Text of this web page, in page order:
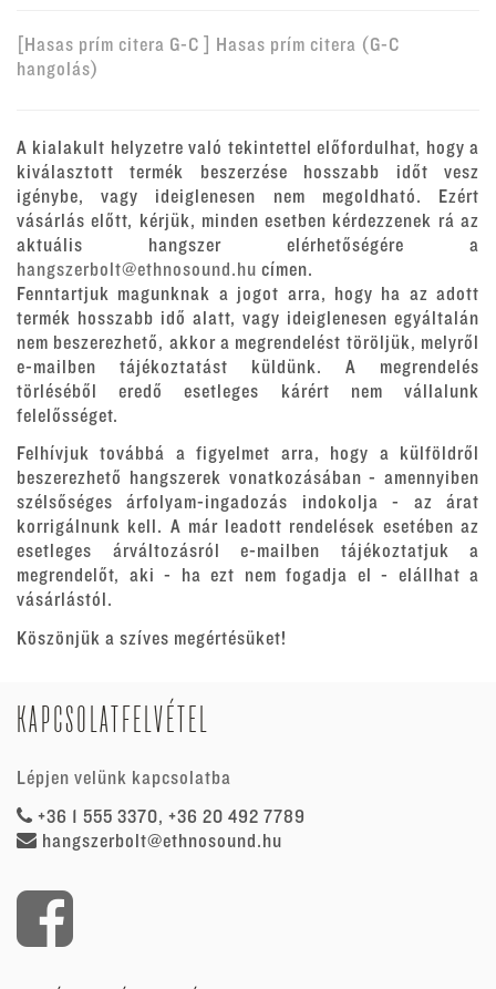
[Hasas prím citera G-C ] Hasas prím citera (G-C
hangolás)
A kialakult helyzetre való tekintettel előfordulhat, hogy a
kiválasztott termék beszerzése hosszabb időt vesz
igénybe, vagy ideiglenesen nem megoldható. Ezért
vásárlás előtt, kérjük, minden esetben kérdezzenek rá az
aktuális hangszer elérhetőségére a
hangszerbolt@ethnosound.hu címen.
Fenntartjuk magunknak a jogot arra, hogy ha az adott
termék hosszabb idő alatt, vagy ideiglenesen egyáltalán
nem beszerezhető, akkor a megrendelést töröljük, melyről
e-mailben tájékoztatást küldünk. A megrendelés
törléséből eredő esetleges kárért nem vállalunk
felelősséget.
Felhívjuk továbbá a figyelmet arra, hogy a külföldről
beszerezhető hangszerek vonatkozásában - amennyiben
szélsőséges árfolyam-ingadozás indokolja - az árat
korrigálnunk kell. A már leadott rendelések esetében az
esetleges árváltozásról e-mailben tájékoztatjuk a
megrendelőt, aki - ha ezt nem fogadja el - elállhat a
vásárlástól.
Köszönjük a szíves megértésüket!
KAPCSOLATFELVÉTEL
Lépjen velünk kapcsolatba
+36 1 555 3370, +36 20 492 7789
hangszerbolt@ethnosound.hu